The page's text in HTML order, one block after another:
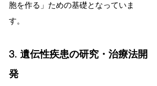
胞を作る」ための基礎となっていま
す。
3. 遺伝性疾患の研究・治療法開
発